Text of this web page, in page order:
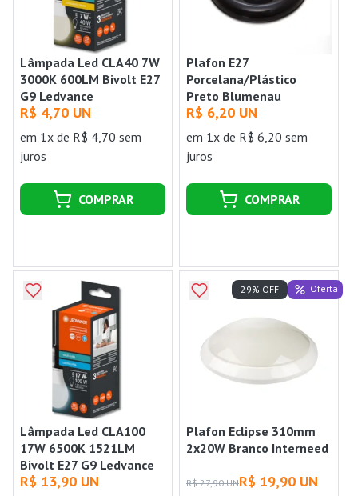
Lâmpada Led CLA40 7W
3000K 600LM Bivolt E27
G9 Ledvance
R$ 4,70 UN
em 1x de R$ 4,70 sem
juros
COMPRAR
Plafon E27
Porcelana/Plástico
Preto Blumenau
R$ 6,20 UN
em 1x de R$ 6,20 sem
juros
COMPRAR
Lâmpada Led CLA100
17W 6500K 1521LM
Bivolt E27 G9 Ledvance
R$ 13,90 UN
Plafon Eclipse 310mm
2x20W Branco Interneed
R$ 27,90 UNR$ 19,90 UN
29% OFF Oferta